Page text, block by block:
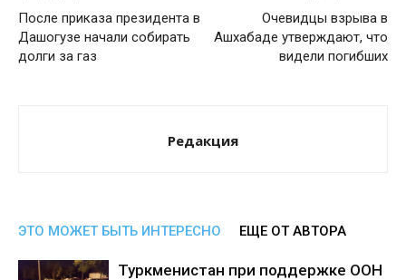
После приказа президента в
Дашогузе начали собирать
долги за газ
Очевидцы взрыва в
Ашхабаде утверждают, что
видели погибших
Редакция
ЭТО МОЖЕТ БЫТЬ ИНТЕРЕСНО ЕЩЕ ОТ АВТОРА
Туркменистан при поддержке ООН